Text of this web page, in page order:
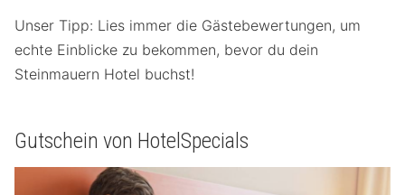
Unser Tipp: Lies immer die Gästebewertungen, um
echte Einblicke zu bekommen, bevor du dein
Steinmauern Hotel buchst!
Gutschein von HotelSpecials